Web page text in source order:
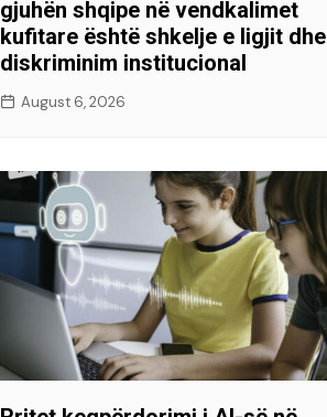
gjuhën shqipe në vendkalimet
kufitare është shkelje e ligjit dhe
diskriminim institucional
August 6, 2026